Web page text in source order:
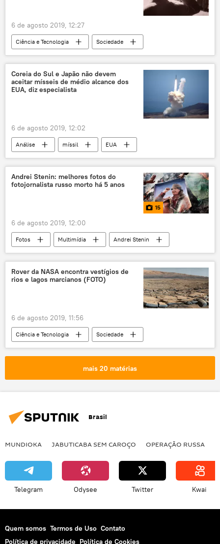
6 de agosto 2019, 12:27
Ciência e Tecnologia
Sociedade
Notícias
Adolf Hitler
judeu
família
provas
Coreia do Sul e Japão não devem
aceitar mísseis de médio alcance dos
EUA, diz especialista
6 de agosto 2019, 12:02
Análise míssil EUA
Andrei Stenin: melhores fotos do
fotojornalista russo morto há 5 anos
15
6 de agosto 2019, 12:00
Fotos Multimídia
Andrei Stenin
fotojornalismo
Rossiya Segodnya
Rover da NASA encontra vestígios de
rios e lagos marcianos (FOTO)
6 de agosto 2019, 11:56
Ciência e Tecnologia
Sociedade
Notícias
depósitos
rios
mais 20 matérias
Brasil
MUNDIOKA JABUTICABA SEM CAROÇO OPERAÇÃO RUSSA
Telegram Odysee Twitter Kwai
Quem somos Termos de Uso Contato
Política de privacidade Política de Cookies